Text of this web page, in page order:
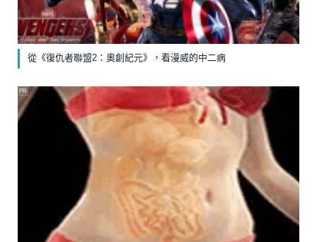
從《復仇者聯盟2：奧創紀元》，看漫威的中二病
PR